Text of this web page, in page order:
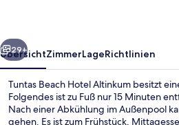
Weiter
29+
ÜbersichtZimmerLageRichtlinien
Tuntas Beach Hotel Altinkum besitzt
Folgendes ist zu Fuß nur 15 Minuten
Nach einer Abkühlung im Außenpool
gehen. Es ist zum Frühstück,